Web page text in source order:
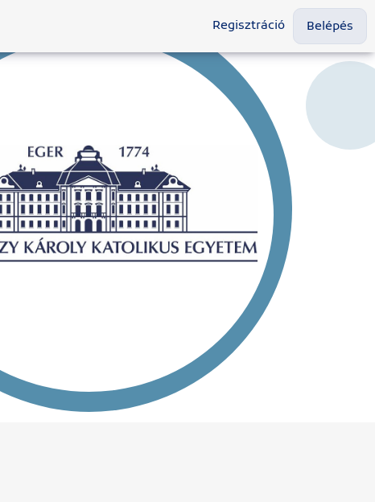
Regisztráció Belépés